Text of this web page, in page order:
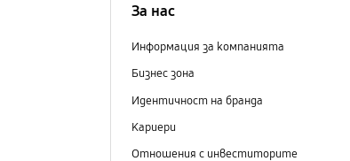
За нас
Информация за компанията
Бизнес зона
Идентичност на бранда
Кариери
Отношения с инвеститорите